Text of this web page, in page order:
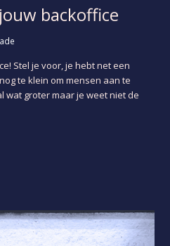
backoffice
Stel je voor, je hebt net een
te klein om mensen aan te
wat groter maar je weet niet de